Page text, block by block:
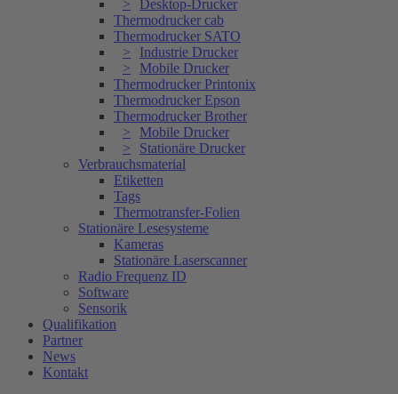
Desktop-Drucker
Thermodrucker cab
Thermodrucker SATO
Industrie Drucker
Mobile Drucker
Thermodrucker Printonix
Thermodrucker Epson
Thermodrucker Brother
Mobile Drucker
Stationäre Drucker
Verbrauchsmaterial
Etiketten
Tags
Thermotransfer-Folien
Stationäre Lesesysteme
Kameras
Stationäre Laserscanner
Radio Frequenz ID
Software
Sensorik
Qualifikation
Partner
News
Kontakt